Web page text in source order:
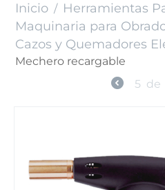
Inicio / Herramientas
Maquinaria para
Cazos y Quemadores
Mechero recargable
5 de